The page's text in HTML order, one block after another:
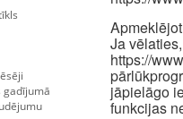
gadījumā
Ja
https://
jāpielāgo
funkcijas